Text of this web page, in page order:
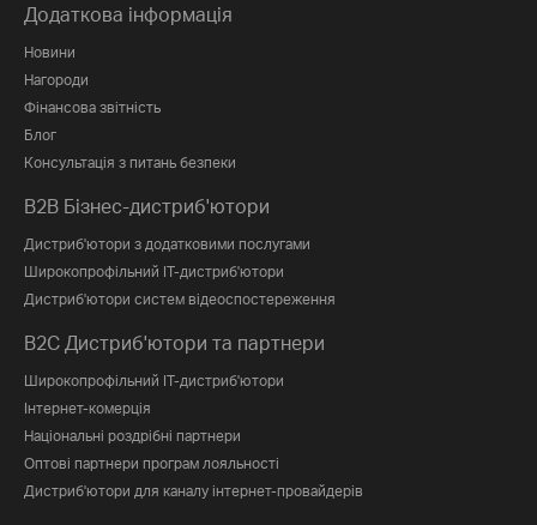
Додаткова інформація
Новини
Нагороди
Фінансова звітність
Блог
Консультація з питань безпеки
B2B Бізнес-дистриб'ютори
Дистриб'ютори з додатковими послугами
Широкопрофільний IT-дистриб'ютори
Дистриб'ютори систем відеоспостереження
B2C Дистриб'ютори та партнери
Широкопрофільний IT-дистриб'ютори
Інтернет-комерція
Національні роздрібні партнери
Оптові партнери програм лояльності
Дистриб'ютори для каналу інтернет-провайдерів